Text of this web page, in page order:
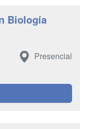
Biología
Presencial